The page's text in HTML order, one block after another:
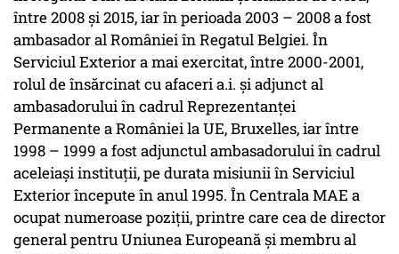
între 2008 și 2015, iar în perioada 2003 – 2008 a fost
ambasador al României în Regatul Belgiei. În
Serviciul Exterior a mai exercitat, între 2000-2001,
rolul de însărcinat cu afaceri a.i. și adjunct al
ambasadorului în cadrul Reprezentanței
Permanente a României la UE, Bruxelles, iar între
1998 – 1999 a fost adjunctul ambasadorului în cadrul
aceleiași instituții, pe durata misiunii în Serviciul
Exterior începute în anul 1995. În Centrala MAE a
ocupat numeroase poziții, printre care cea de director
general pentru Uniunea Europeană și membru al